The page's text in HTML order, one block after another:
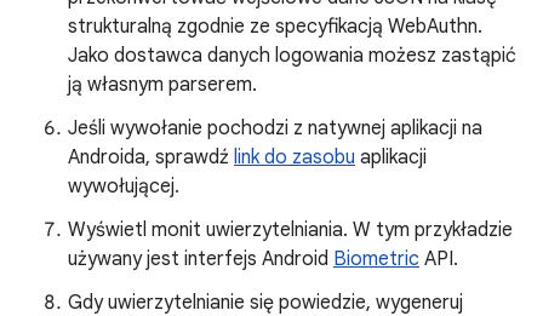
strukturalną zgodnie ze specyfikacją WebAuthn.
Jako dostawca danych logowania możesz zastąpić
ją własnym parserem.
Jeśli wywołanie pochodzi z natywnej aplikacji na
Androida, sprawdź link do zasobu aplikacji
wywołującej.
Wyświetl monit uwierzytelniania. W tym przykładzie
używany jest interfejs Android Biometric API.
Gdy uwierzytelnianie się powiedzie, wygeneruj